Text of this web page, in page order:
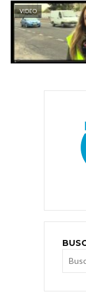
VIDEO